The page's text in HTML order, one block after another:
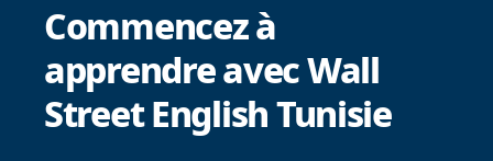
Commencez à
apprendre avec Wall
Street English Tunisie